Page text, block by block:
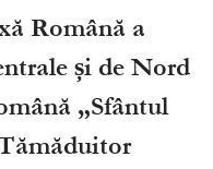
Română a
și de Nord
„Sfântul